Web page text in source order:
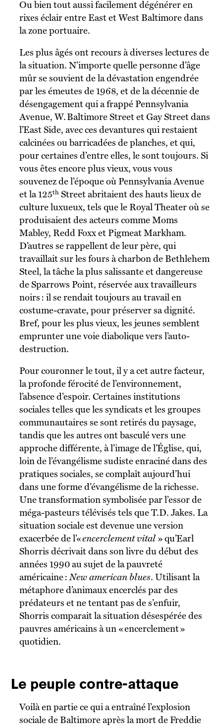
Ou bien tout aussi facilement dégénérer en
rixes éclair entre East et West Baltimore dans
la zone portuaire.
Les plus âgés ont recours à diverses lectures de
la situation. N’importe quelle personne d’âge
mûr se souvient de la dévastation engendrée
par les émeutes de 1968, et de la décennie de
désengagement qui a frappé Pennsylvania
Avenue, W. Baltimore Street et Gay Street dans
l’East Side, avec ces devantures qui restaient
calcinées ou barricadées de planches, et qui,
pour certaines d’entre elles, le sont toujours. Si
vous êtes encore plus vieux, vous vous
souvenez de l’époque où Pennsylvania Avenue
et la 125thStreet abritaient des hauts lieux de
culture luxueux, tels que le Royal Theater où se
produisaient des acteurs comme Moms
Mabley, Redd Foxx et Pigmeat Markham.
D’autres se rappellent de leur père, qui
travaillait sur les fours à charbon de Bethlehem
Steel, la tâche la plus salissante et dangereuse
de Sparrows Point, réservée aux travailleurs
noirs : il se rendait toujours au travail en
costume-cravate, pour préserver sa dignité.
Bref, pour les plus vieux, les jeunes semblent
emprunter une voie diabolique vers l’auto-
destruction.
Pour couronner le tout, il y a cet autre facteur,
la profonde férocité de l’environnement,
l’absence d’espoir. Certaines institutions
sociales telles que les syndicats et les groupes
communautaires se sont retirés du paysage,
tandis que les autres ont basculé vers une
approche différente, à l’image de l’Église, qui,
loin de l’évangélisme sudiste enraciné dans des
pratiques sociales, se complaît aujourd’hui
dans une forme d’évangélisme de la richesse.
Une transformation symbolisée par l’essor de
méga-pasteurs télévisés tels que T.D. Jakes. La
situation sociale est devenue une version
exacerbée de l’«encerclement vital » qu’Earl
Shorris décrivait dans son livre du début des
années 1990 au sujet de la pauvreté
américaine : New american blues. Utilisant la
métaphore d’animaux encerclés par des
prédateurs et ne tentant pas de s’enfuir,
Shorris comparait la situation désespérée des
pauvres américains à un « encerclement »
quotidien.
Le peuple contre-attaque
Voilà en partie ce qui a entraîné l’explosion
sociale de Baltimore après la mort de Freddie